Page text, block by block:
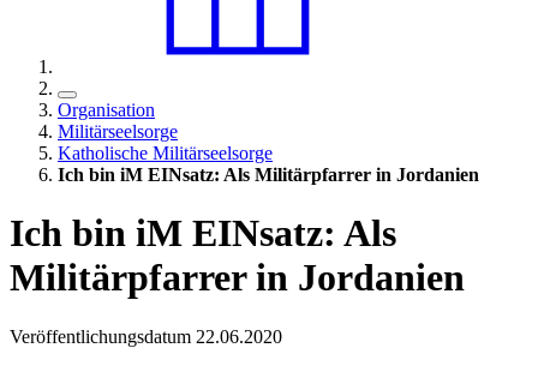
Organisation
Militärseelsorge
Katholische Militärseelsorge
Ich bin iM EINsatz: Als Militärpfarrer in Jordanien
Ich bin iM EINsatz: Als
Militärpfarrer in Jordanien
Veröffentlichungsdatum 22.06.2020